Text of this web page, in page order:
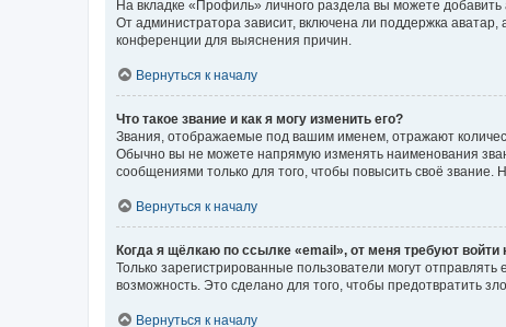
На вкладке «Профиль» личного раздела вы можете
От администратора зависит, включена ли поддержка
конференции для выяснения причин.
Вернуться к началу
Что такое звание и как я могу изменить его?
Звания, отображаемые под вашим именем, отражают
Обычно вы не можете напрямую изменять наименования
сообщениями только для того, чтобы повысить своё
Вернуться к началу
Когда я щёлкаю по ссылке «email», от меня требуют
Только зарегистрированные пользователи могут
возможность. Это сделано для того, чтобы предотвратить
Вернуться к началу